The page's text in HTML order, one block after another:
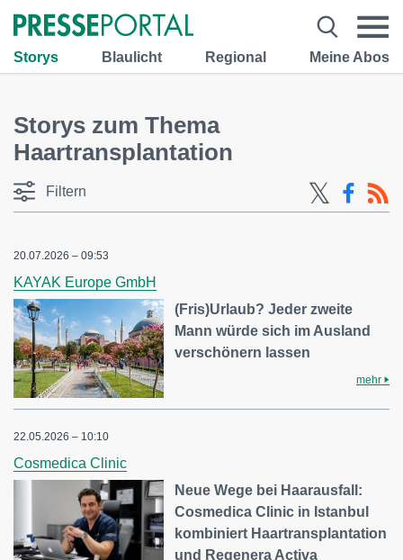
Storys Blaulicht Regional Meine Abos
Storys zum Thema
Haartransplantation
Filtern
20.07.2026 – 09:53
KAYAK Europe GmbH
(Fris)Urlaub? Jeder zweite
Mann würde sich im Ausland
verschönern lassen
mehr
22.05.2026 – 10:10
Cosmedica Clinic
Neue Wege bei Haarausfall:
Cosmedica Clinic in Istanbul
kombiniert Haartransplantation
und Regenera Activa